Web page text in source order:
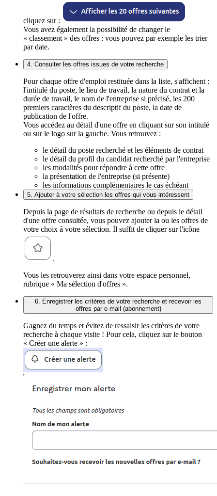
cliquez sur :
Vous avez également la possibilité de changer le
« classement » des offres : vous pouvez par exemple les trier
par date.
4. Consulter les offres issues de votre recherche
Pour chaque offre d'emploi restituée dans la liste, s'affichent :
l'intitulé du poste, le lieu de travail, la nature du contrat et la
durée de travail, le nom de l'entreprise si précisé, les 200
premiers caractères du descriptif du poste, la date de
publication de l'offre.
Vous accédez au détail d'une offre en cliquant sur son intitulé
ou sur le logo sur la gauche. Vous retrouvez :
le détail du poste recherché et les éléments de contrat
le détail du profil du candidat recherché par l'entreprise
les modalités pour répondre à cette offre
la présentation de l'entreprise (si présente)
les informations complémentaires le cas échéant
5. Ajouter à votre sélection les offres qui vous intéressent
Depuis la page de résultats de recherche ou depuis le détail
d'une offre consultée, vous pouvez ajouter la ou les offres de
votre choix à votre sélection. Il suffit de cliquer sur l'icône
.
Vous les retrouverez ainsi dans votre espace personnel,
rubrique « Ma sélection d'offres ».
6. Enregistrer les critères de votre recherche et recevoir les
offres par e-mail (abonnement)
Gagnez du temps et évitez de ressaisir les critères de votre
recherche à chaque visite ! Pour cela, cliquez sur le bouton
« Créer une alerte » :